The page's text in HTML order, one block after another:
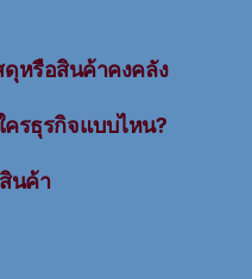
หรือสินค้าคงคลัง
ครธุรกิจแบบไหน?
นค้า